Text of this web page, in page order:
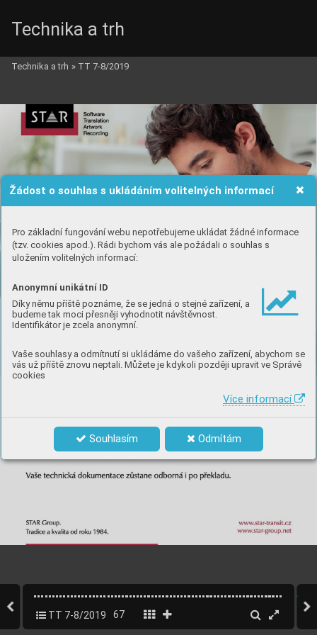
Žádost o souhlas s ukládáním volitelných informací
Pro základní fungování webu nepotřebujeme ukládat žádné informace
(tzv. cookies apod.). Rádi bychom vás ale požádali o souhlas s
uložením volitelných informací:
Anonymní unikátní ID
Díky němu příště poznáme, že se jedná o stejné zařízení, a
budeme tak moci přesněji vyhodnotit návštěvnost.
Identifikátor je zcela anonymní.
Vaše souhlasy a odmítnutí si ukládáme do vašeho zařízení, abychom se
vás už příště znovu neptali. Můžete je kdykoli později upravit ve Správě
cookies
Více informací
Souhlasím Odmítám
Technika a trh
Technika a trh » TT 7-8/2019
TT 7-8/2019 67